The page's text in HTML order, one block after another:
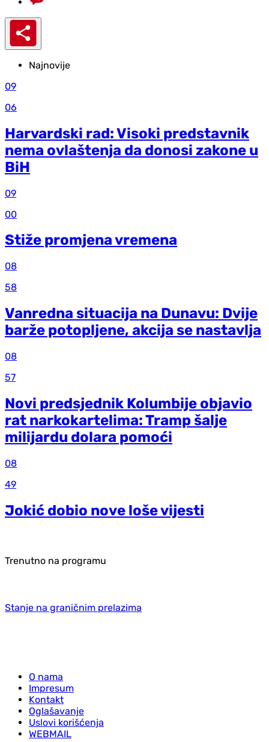
Najnovije
09
06
Harvardski rad: Visoki predstavnik
nema ovlaštenja da donosi zakone u
BiH
09
00
Stiže promjena vremena
08
58
Vanredna situacija na Dunavu: Dvije
barže potopljene, akcija se nastavlja
08
57
Novi predsjednik Kolumbije objavio
rat narkokartelima: Tramp šalje
milijardu dolara pomoći
08
49
Jokić dobio nove loše vijesti
Trenutno na programu
Stanje na graničnim prelazima
O nama
Impresum
Kontakt
Oglašavanje
Uslovi korišćenja
WEBMAIL